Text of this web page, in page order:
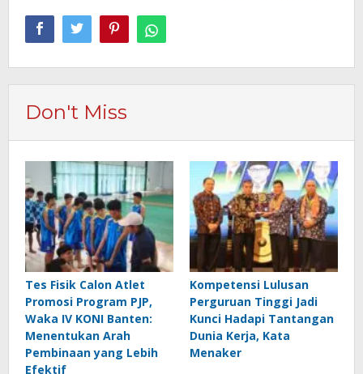
Don't Miss
Tes Fisik Calon Atlet
Promosi Program PJP,
Waka IV KONI Banten:
Menentukan Arah
Pembinaan yang Lebih
Efektif
Kompetensi Lulusan
Perguruan Tinggi Jadi
Kunci Hadapi Tantangan
Dunia Kerja, Kata
Menaker